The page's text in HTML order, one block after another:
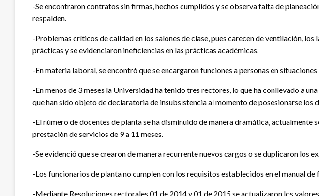
-Se encontraron contratos sin firmas, hechos cumplidos y se observa falta de
respalden.
-Problemas críticos de calidad en los salones de clase, pues carecen de ventilación,
prácticas y se evidenciaron ineficiencias en las prácticas académicas.
-En materia laboral, se encontró que se encargaron funciones a personas en
-En menos de 3 meses la Universidad ha tenido tres rectores, lo que ha conllevado a
que han sido objeto de declaratoria de insubsistencia al momento de posesionarse los
-El número de docentes de planta se ha disminuido de manera dramática,
prestación de servicios de 9 a 11 meses.
-Se evidenció que se crearon de manera recurrente nuevos cargos o se duplicaron los
-Los funcionarios de planta no cumplen con los requisitos establecidos en el manual de
-Mediante Resoluciones rectorales 01 de 2014 y 01 de 2015 se actualizaron los